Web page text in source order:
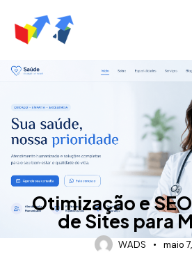
POST
Otimização e
de Sites para
WADS maio